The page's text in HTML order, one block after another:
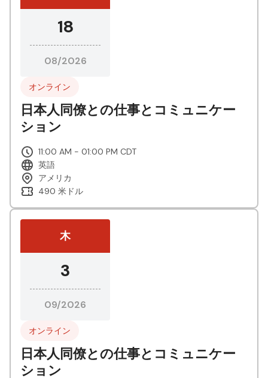
18
08/2026
オンライン
日本人同僚との仕事とコミュニケー
ション
11:00 AM - 01:00 PM CDT
英語
アメリカ
490 米ドル
木
3
09/2026
オンライン
日本人同僚との仕事とコミュニケー
ション